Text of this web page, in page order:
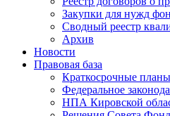
Закупки для нужд
Сводный реестр
Архив
Новости
Правовая база
Краткосрочные планы
Федеральное
НПА Кировской